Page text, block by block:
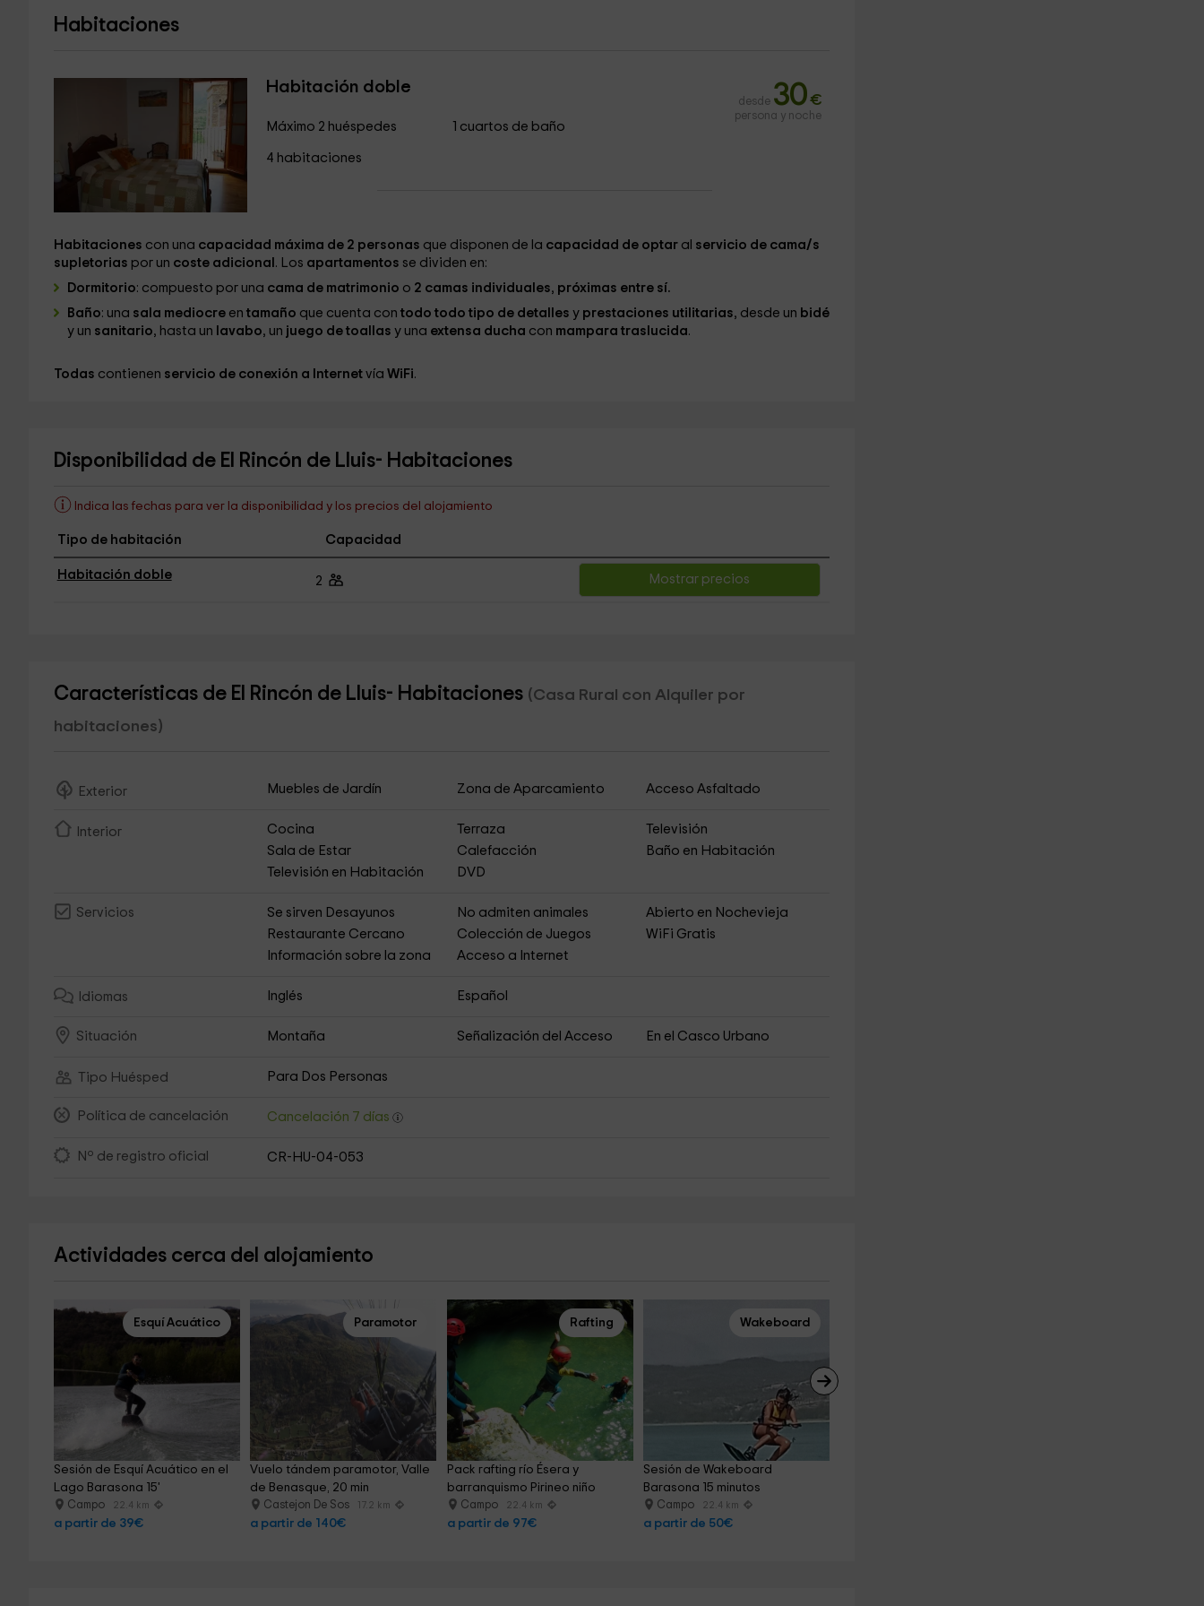
Habitaciones
Habitación doble
Máximo 2 huéspedes
4 habitaciones
1 cuartos de baño
desde 30€
persona y noche
Habitaciones con una capacidad máxima de 2 personas que disponen de la capacidad de optaral servicio de cama/s
supletorias por un coste adicional . Los apartamentos se dividen en:
Dormitorio: compuesto por una cama de matrimonio o 2 camas individuales, próximas entre sí.
Baño: una sala mediocreen tamaño que cuenta con todo todo tipo de detalles y prestaciones utilitarias, desde un bidé
y un sanitario, hasta un lavabo, un juego de toallas y una extensa ducha con mampara traslucida.
Todas contienen servicio de conexión a Internetvía WiFi.
Disponibilidad de El Rincón de Lluis- Habitaciones
Indica las fechas para ver la disponibilidad y los precios del alojamiento
Tipo de habitación Capacidad
Habitación doble 2 Mostrar precios
Características de El Rincón de Lluis- Habitaciones (Casa Rural con Alquiler por
habitaciones)
Exterior Muebles de Jardín Zona de Aparcamiento Acceso Asfaltado
Interior Cocina Terraza
Televisión
Sala de Estar
Calefacción
Baño en Habitación
Televisión en Habitación
DVD
Servicios Se sirven Desayunos No admiten animales
Abierto en Nochevieja
Restaurante Cercano
Colección de Juegos
WiFi Gratis
Información sobre la zona
Acceso a Internet
Idiomas Inglés Español
Situación Montaña Señalización del Acceso En el Casco Urbano
Tipo Huésped Para Dos Personas
Política de cancelación Cancelación 7 días
Nº de registro oficial CR-HU-04-053
Actividades cerca del alojamiento
Esquí Acuático
Sesión de Esquí Acuático en el
Lago Barasona 15'
Campo 22.4 km
a partir de 39€
Paramotor
Vuelo tándem paramotor, Valle
de Benasque, 20 min
Castejon De Sos 17.2 km
a partir de 140€
Rafting
Pack rafting río Ésera y
barranquismo Pirineo niño
Campo 22.4 km
a partir de 97€
Wakeboard
Sesión de Wakeboard
Barasona 15 minutos
Campo 22.4 km
a partir de 50€